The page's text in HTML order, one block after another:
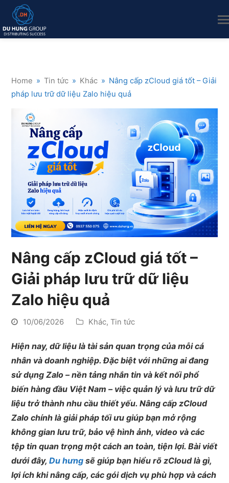
Home » Tin tức » Khác » Nâng cấp zCloud giá tốt – Giải
pháp lưu trữ dữ liệu Zalo hiệu quả
Nâng cấp zCloud giá tốt –
Giải pháp lưu trữ dữ liệu
Zalo hiệu quả
10/06/2026 Khác,Tin tức
Hiện nay, dữ liệu là tài sản quan trọng của mỗi cá
nhân và doanh nghiệp. Đặc biệt với những ai đang
sử dụng Zalo – nền tảng nhắn tin và kết nối phổ
biến hàng đầu Việt Nam – việc quản lý và lưu trữ dữ
liệu trở thành nhu cầu thiết yếu. Nâng cấp zCloud
Zalo chính là giải pháp tối ưu giúp bạn mở rộng
không gian lưu trữ, bảo vệ hình ảnh, video và các
tệp tin quan trọng một cách an toàn, tiện lợi. Bài viết
dưới đây,Du hưng sẽ giúp bạn hiểu rõ zCloud là gì,
lợi ích khi nâng cấp, các gói dịch vụ phù hợp và cách